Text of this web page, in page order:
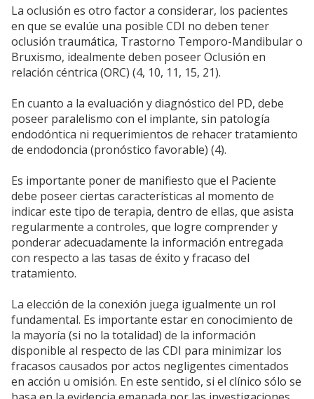
La oclusión es otro factor a considerar, los pacientes
en que se evalúe una posible CDI no deben tener
oclusión traumática, Trastorno Temporo-Mandibular o
Bruxismo, idealmente deben poseer Oclusión en
relación céntrica (ORC) (4, 10, 11, 15, 21).
En cuanto a la evaluación y diagnóstico del PD, debe
poseer paralelismo con el implante, sin patología
endodóntica ni requerimientos de rehacer tratamiento
de endodoncia (pronóstico favorable) (4).
Es importante poner de manifiesto que el Paciente
debe poseer ciertas características al momento de
indicar este tipo de terapia, dentro de ellas, que asista
regularmente a controles, que logre comprender y
ponderar adecuadamente la información entregada
con respecto a las tasas de éxito y fracaso del
tratamiento.
La elección de la conexión juega igualmente un rol
fundamental. Es importante estar en conocimiento de
la mayoría (si no la totalidad) de la información
disponible al respecto de las CDI para minimizar los
fracasos causados por actos negligentes cimentados
en acción u omisión. En este sentido, si el clínico sólo se